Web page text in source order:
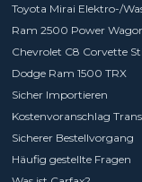
Toyota Mirai Elektro-/
Ram 2500 Power
Chevrolet C8 Corvette
Dodge Ram 1500 TRX
Sicher Importieren
Kostenvoranschlag
Sicherer Bestellvorgang
Häufig gestellte Fragen